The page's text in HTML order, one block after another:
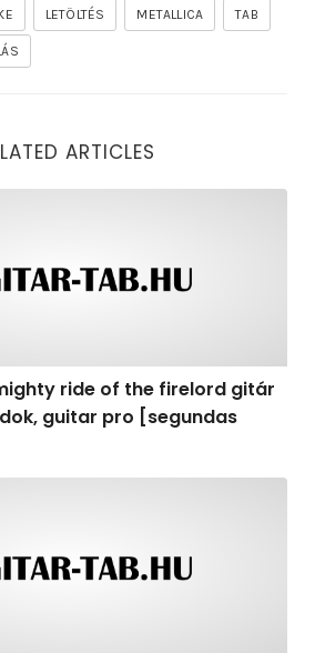
LETÖLTÉS METALLICA TAB
ARTICLES
ride of the firelord gitár
guitar pro [segundas